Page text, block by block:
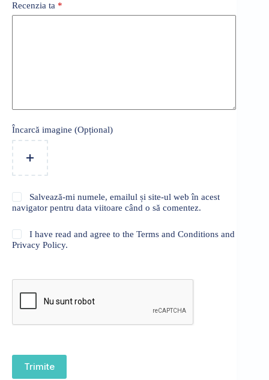
Recenzia ta *
Încarcă imagine (Opțional)
Salvează-mi numele, emailul și site-ul web în acest
navigator pentru data viitoare când o să comentez.
I have read and agree to the Terms and Conditions and
Privacy Policy.
Trimite